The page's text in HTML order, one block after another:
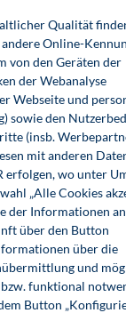
Systems
parameter in any
different
of the plant
€*
(PDF)
Qualität
Online-
von den Geräten der
der Webanalyse
Webseite und
sowie den
(insb.
mit anderen
erfolgen, wo unter
„Alle Cookies
der Informationen
über den Button
über die
und
funktional
Button